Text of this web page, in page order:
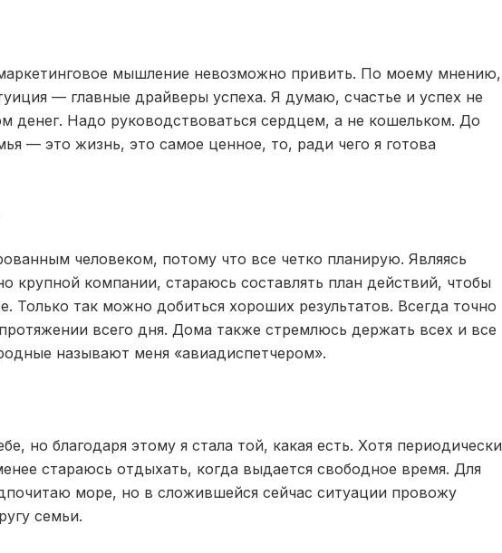
мышление невозможно привить. По моему мнению,
— главные драйверы успеха. Я думаю, счастье и успех не
денег. Надо руководствоваться сердцем, а не кошельком. До
— это жизнь, это самое ценное, то, ради чего я готова
человеком, потому что все четко планирую. Являясь
крупной компании, стараюсь составлять план действий, чтобы
Только так можно добиться хороших результатов. Всегда точно
всего дня. Дома также стремлюсь держать всех и все
называют меня «авиадиспетчером».
но благодаря этому я стала той, какая есть. Хотя периодически
стараюсь отдыхать, когда выдается свободное время. Для
море, но в сложившейся сейчас ситуации провожу
семьи.